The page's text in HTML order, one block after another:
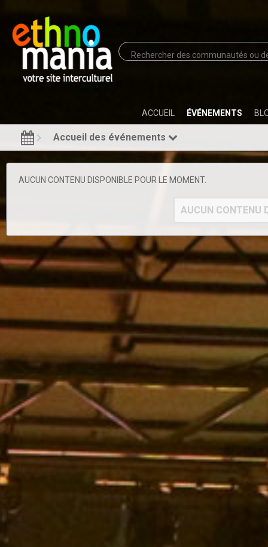
ACCUEIL ÉVÉNEMENTS
Accueil des événements
AUCUN CONTENU DISPONIBLE POUR LE MOMENT.
AUCUN CONTENU